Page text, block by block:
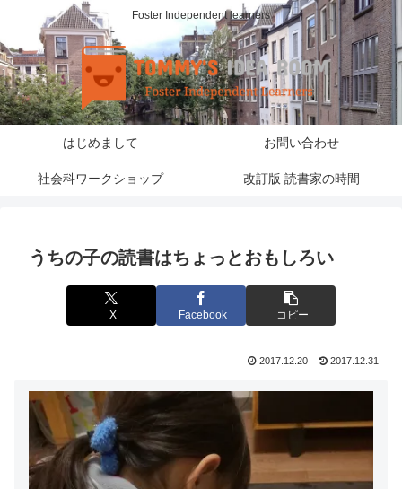
Foster Independent learners
はじめまして お問い合わせ
社会科ワークショップ 改訂版 読書家の時間
うちの子の読書はちょっとおもしろい
X Facebook コピー
2017.12.20 2017.12.31